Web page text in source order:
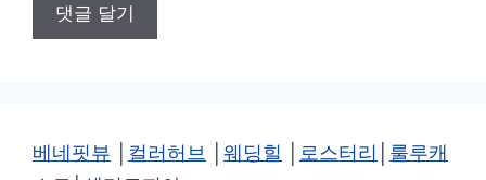
베네핏뷰 컬러허브 웨딩힐 로스터리
룰루캐